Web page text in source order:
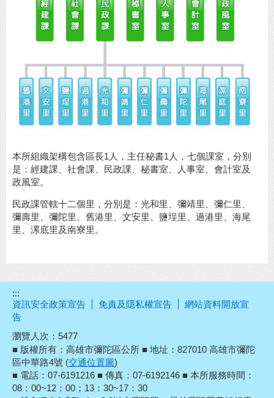
本所組織架構包含區長1人，主任秘書1人，七個課室，分別
是：經建課、社會課、民政課、秘書室、人事室、會計室及
政風室。
民政課管轄十二個里，分別是：光和里、彌靖里、彌仁里、
彌壽里、彌陀里、舊港里、文安里、鹽埕里、過港里、海尾
里、漯底里及南寮里。
:::
資訊安全政策宣告
免責及隱私權宣告
網站資料開放宣
告
瀏覽人次： 5477
■ 版權所有：高雄市彌陀區公所 ■ 地址：827010 高雄市彌陀
區中華路4號 (交通位置圖)
■ 電話：07-6191216 ■ 傳真：07-6192146 ■ 本所服務時間：
08：00~12：00；13：30~17：30